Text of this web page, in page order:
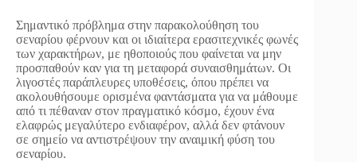
Σημαντικό πρόβλημα στην παρακολούθηση του
σεναρίου φέρνουν και οι ιδιαίτερα ερασιτεχνικές φωνές
των χαρακτήρων, με ηθοποιούς που φαίνεται να μην
προσπαθούν καν για τη μεταφορά συναισθημάτων. Οι
λιγοστές παράπλευρες υποθέσεις, όπου πρέπει να
ακολουθήσουμε ορισμένα φαντάσματα για να μάθουμε
από τι πέθαναν στον πραγματικό κόσμο, έχουν ένα
ελαφρώς μεγαλύτερο ενδιαφέρον, αλλά δεν φτάνουν
σε σημείο να αντιστρέψουν την αναιμική φύση του
σεναρίου.